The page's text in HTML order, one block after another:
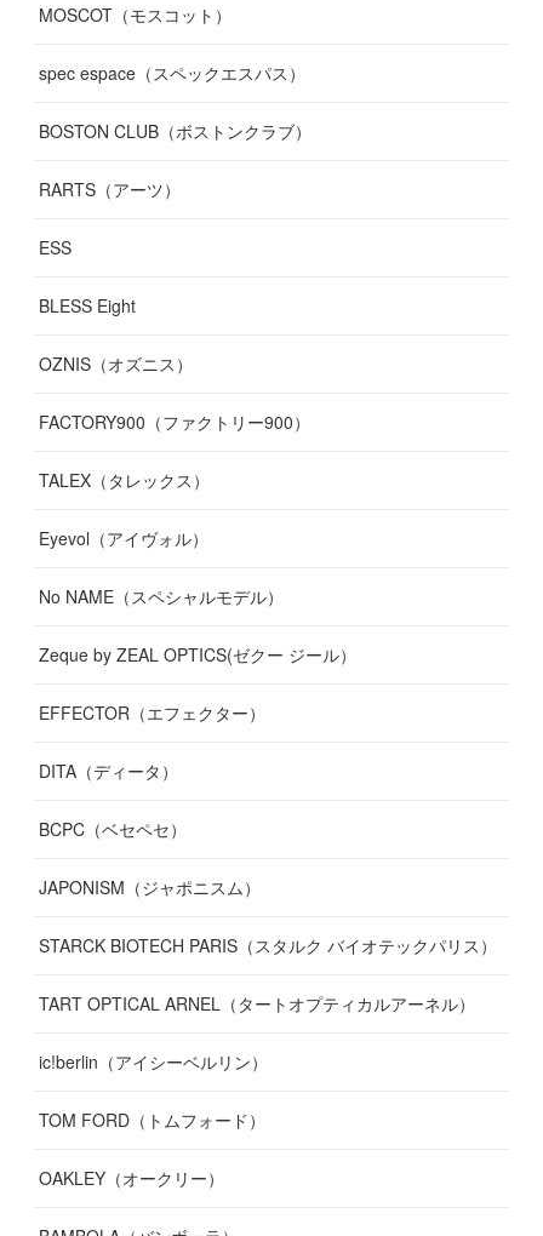
MOSCOT（モスコット）
spec espace（スペックエスパス）
BOSTON CLUB（ボストンクラブ）
RARTS（アーツ）
ESS
BLESS Eight
OZNIS（オズニス）
FACTORY900（ファクトリー900）
TALEX（タレックス）
Eyevol（アイヴォル）
No NAME（スペシャルモデル）
Zeque by ZEAL OPTICS(ゼクー ジール）
EFFECTOR（エフェクター）
DITA（ディータ）
BCPC（ベセペセ）
JAPONISM（ジャポニスム）
STARCK BIOTECH PARIS（スタルク バイオテックパリス）
TART OPTICAL ARNEL（タートオプティカルアーネル）
ic!berlin（アイシーベルリン）
TOM FORD（トムフォード）
OAKLEY（オークリー）